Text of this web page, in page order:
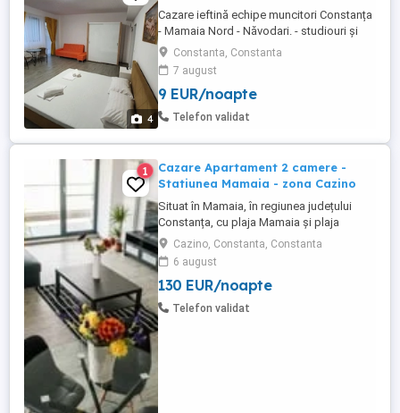
4
Cazare ieftină echipe muncitori Constanța
- Mamaia Nord - Năvodari. - studiouri și
apartamente cu bucatarie utilată, TV,
internet, loc de parcare auto; -
supermarketuri în zonă: Lidl, Mega Image
și Profi; - în funcție de nr. de persoane
trimit poze și video pe WhatsApp cu
Constanta, Constanta
7 august
9 EUR/noapte
Telefon validat
1
Cazare Apartament 2 camere -
Statiunea Mamaia - zona Cazino
Situat în Mamaia, în regiunea județului
Constanța, cu plaja Mamaia și plaja
Myrtos în apropiere, Diamond View
Apartments oferă cazare cu parcare
privată gratuită garantată pentru fiecare
apartament. Apartamente cu doua camera
de inchiriat in regim hotelier, Statiunea
Cazino, Constanta, Constanta
6 august
130 EUR/noapte
Telefon validat